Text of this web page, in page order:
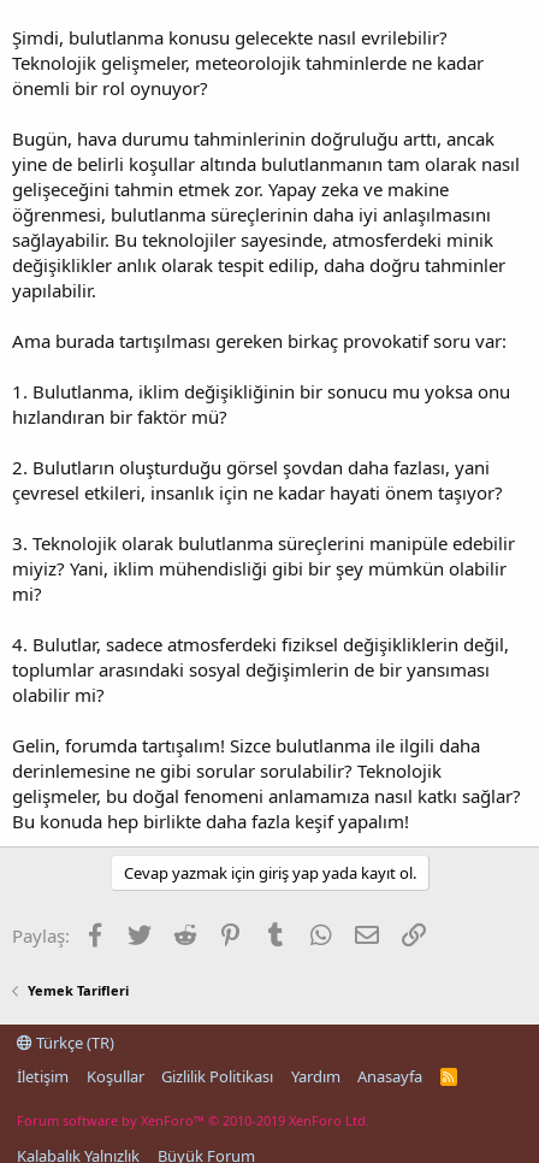
Şimdi, bulutlanma konusu gelecekte nasıl evrilebilir?
Teknolojik gelişmeler, meteorolojik tahminlerde ne kadar
önemli bir rol oynuyor?
Bugün, hava durumu tahminlerinin doğruluğu arttı, ancak
yine de belirli koşullar altında bulutlanmanın tam olarak nasıl
gelişeceğini tahmin etmek zor. Yapay zeka ve makine
öğrenmesi, bulutlanma süreçlerinin daha iyi anlaşılmasını
sağlayabilir. Bu teknolojiler sayesinde, atmosferdeki minik
değişiklikler anlık olarak tespit edilip, daha doğru tahminler
yapılabilir.
Ama burada tartışılması gereken birkaç provokatif soru var:
1. Bulutlanma, iklim değişikliğinin bir sonucu mu yoksa onu
hızlandıran bir faktör mü?
2. Bulutların oluşturduğu görsel şovdan daha fazlası, yani
çevresel etkileri, insanlık için ne kadar hayati önem taşıyor?
3. Teknolojik olarak bulutlanma süreçlerini manipüle edebilir
miyiz? Yani, iklim mühendisliği gibi bir şey mümkün olabilir
mi?
4. Bulutlar, sadece atmosferdeki fiziksel değişikliklerin değil,
toplumlar arasındaki sosyal değişimlerin de bir yansıması
olabilir mi?
Gelin, forumda tartışalım! Sizce bulutlanma ile ilgili daha
derinlemesine ne gibi sorular sorulabilir? Teknolojik
gelişmeler, bu doğal fenomeni anlamamıza nasıl katkı sağlar?
Bu konuda hep birlikte daha fazla keşif yapalım!
Cevap yazmak için giriş yap yada kayıt ol.
Paylaş: Facebook
TwitterReddit PinterestTumblrWhatsApp
E-postaLink
Yemek Tarifleri
Türkçe (TR)
İletişim
Koşullar Gizlilik Politikası Yardım Anasayfa
R
Forum software by XenForo™ © 2010-2019 XenForo Ltd.
Kalabalık Yalnızlık Büyük Forum